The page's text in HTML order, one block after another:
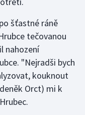
šťastné ráně
tečovanou
nahození
"Nejradši bych
kouknout
Orct) mi k